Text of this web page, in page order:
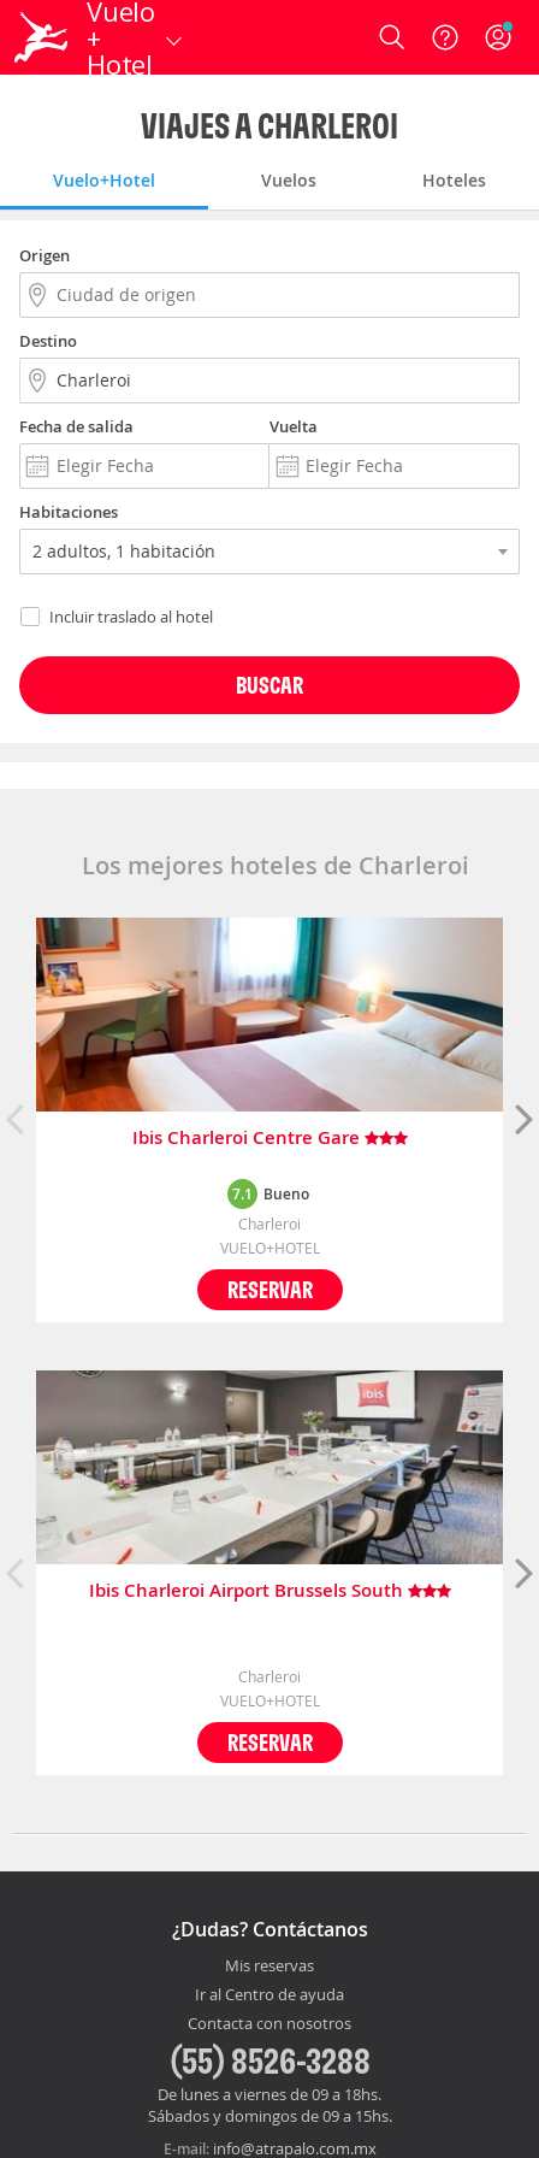
Vuelo
+
Hotel
Login
VIAJES A CHARLEROI
Vuelo+Hotel Vuelos Hoteles
Origen
Destino
Fecha de salida Vuelta
Habitaciones
Incluir traslado al hotel
Los mejores hoteles de Charleroi
Ibis Charleroi Centre Gare
7.1 Bueno
Charleroi
VUELO+HOTEL
RESERVAR
Ibis Charleroi Airport Brussels South
Charleroi
VUELO+HOTEL
RESERVAR
¿Dudas? Contáctanos
Mis reservas
Ir al Centro de ayuda
Contacta con nosotros
(55) 8526-3288
De lunes a viernes de 09 a 18hs.
Sábados y domingos de 09 a 15hs.
E-mail: info@atrapalo.com.mx